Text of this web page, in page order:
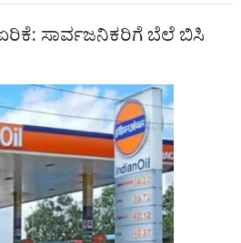
ಸಾರ್ವಜನಿಕರಿಗೆ ಬೆಲೆ ಬಿಸಿ